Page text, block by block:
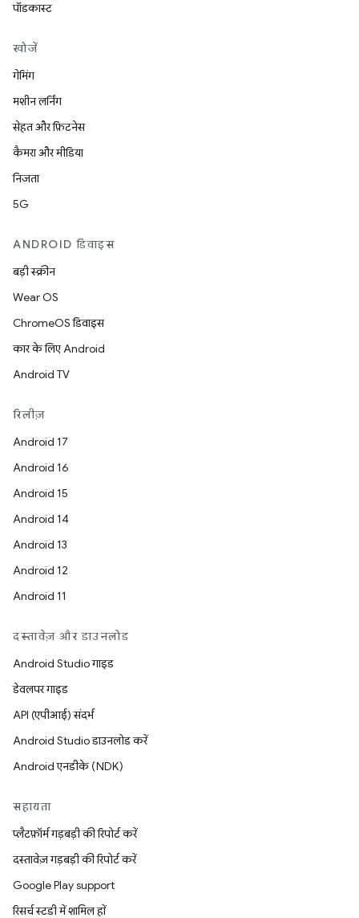
पॉडकास्ट
खोजें
गेमिंग
मशीन लर्निंग
सेहत और फ़िटनेस
कैमरा और मीडिया
निजता
5G
ANDROID डिवाइस
बड़ी स्क्रीन
Wear OS
ChromeOS डिवाइस
कार के लिए Android
Android TV
रिलीज़
Android 17
Android 16
Android 15
Android 14
Android 13
Android 12
Android 11
दस्तावेज़ और डाउनलोड
Android Studio गाइड
डेवलपर गाइड
API (एपीआई) संदर्भ
Android Studio डाउनलोड करें
Android एनडीके (NDK)
सहायता
प्लैटफ़ॉर्म गड़बड़ी की रिपोर्ट करें
दस्तावेज़ गड़बड़ी की रिपोर्ट करें
Google Play support
रिसर्च स्टडी में शामिल हों